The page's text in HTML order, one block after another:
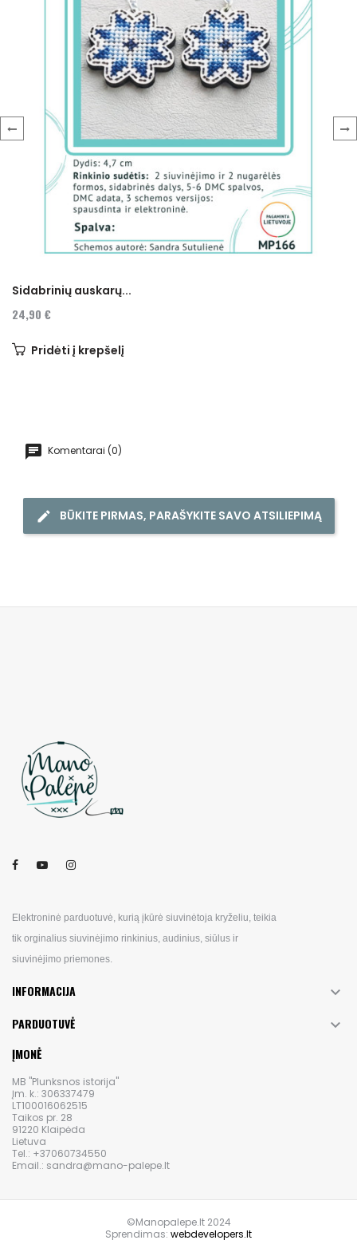
Sidabrinių auskarų...
24,90 €
Pridėti į krepšelį
Komentarai (0)
BŪKITE PIRMAS, PARAŠYKITE SAVO ATSILIEPIMĄ
Elektroninė parduotuvė, kurią įkūrė siuvinėtoja kryželiu, teikia
tik orginalius siuvinėjimo rinkinius, audinius, siūlus ir
siuvinėjimo priemones.
INFORMACIJA 
PARDUOTUVĖ 
ĮMONĖ
MB "Plunksnos istorija"
Įm. k.: 306337479
LT100016062515
Taikos pr. 28
91220 Klaipėda
Lietuva
Tel.: +37060734550
Email.: sandra@mano-palepe.lt
©Manopalepe.lt 2024
Sprendimas: webdevelopers.lt